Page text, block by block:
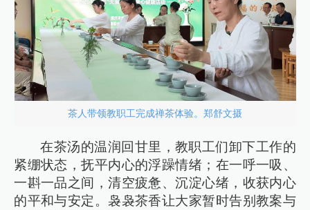
茶人带领教职工完成禅茶体验。郑舒文摄
在茶汤的温润回甘里，教职工们卸下工作的
紧绷状态，抚平内心的浮躁情绪；在一呼一吸、
一斟一品之间，清空疲惫、沉淀心绪，收获内心
的平和与安定。袅袅茶香让大家暂时告别教案与